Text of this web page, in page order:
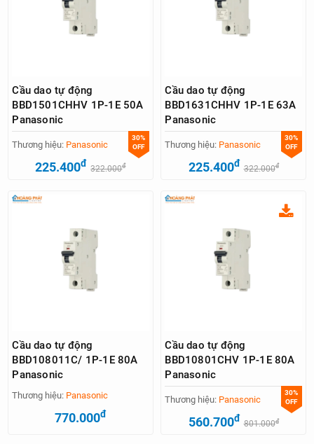
Cầu dao tự động
BBD1501CHHV 1P-1E 50A
Panasonic
30%
OFF
Thương hiệu: Panasonic
225.400đ 322.000đ
Cầu dao tự động
BBD1631CHHV 1P-1E 63A
Panasonic
30%
OFF
Thương hiệu: Panasonic
225.400đ 322.000đ
Cầu dao tự động
BBD108011C/ 1P-1E 80A
Panasonic
Thương hiệu: Panasonic
770.000đ
Cầu dao tự động
BBD10801CHV 1P-1E 80A
Panasonic
30%
OFF
Thương hiệu: Panasonic
560.700đ 801.000đ